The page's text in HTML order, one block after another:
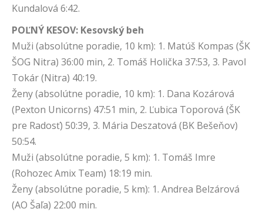
Kundalová 6:42.
POĽNÝ KESOV: Kesovský beh
Muži (absolútne poradie, 10 km): 1. Matúš Kompas (ŠK
ŠOG Nitra) 36:00 min, 2. Tomáš Holička 37:53, 3. Pavol
Tokár (Nitra) 40:19.
Ženy (absolútne poradie, 10 km): 1. Dana Kozárová
(Pexton Unicorns) 47:51 min, 2. Ľubica Toporová (ŠK
pre Radosť) 50:39, 3. Mária Deszatová (BK Bešeňov)
50:54.
Muži (absolútne poradie, 5 km): 1. Tomáš Imre
(Rohozec Amix Team) 18:19 min.
Ženy (absolútne poradie, 5 km): 1. Andrea Belzárová
(AO Šaľa) 22:00 min.